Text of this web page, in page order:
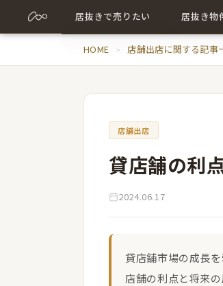
居抜きで売りたい
売却について詳しく
居抜き物
居抜き物
HOME 店舗出店に関する記事
店舗出店
貸店舗の利
2024.06.17
貸店舗市場の成長
店舗の利点と将来